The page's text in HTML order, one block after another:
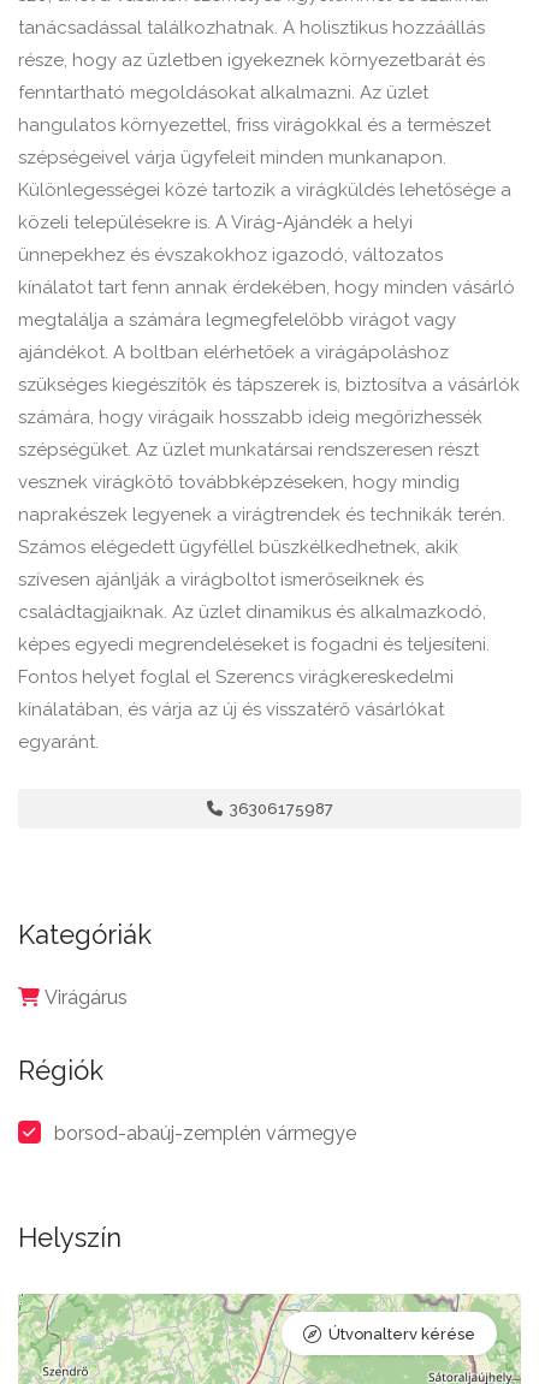
tanácsadással találkozhatnak. A holisztikus hozzáállás
része, hogy az üzletben igyekeznek környezetbarát és
fenntartható megoldásokat alkalmazni. Az üzlet
hangulatos környezettel, friss virágokkal és a természet
szépségeivel várja ügyfeleit minden munkanapon.
Különlegességei közé tartozik a virágküldés lehetősége a
közeli településekre is. A Virág-Ajándék a helyi
ünnepekhez és évszakokhoz igazodó, változatos
kínálatot tart fenn annak érdekében, hogy minden vásárló
megtalálja a számára legmegfelelőbb virágot vagy
ajándékot. A boltban elérhetőek a virágápoláshoz
szükséges kiegészítők és tápszerek is, biztosítva a vásárlók
számára, hogy virágaik hosszabb ideig megőrizhessék
szépségüket. Az üzlet munkatársai rendszeresen részt
vesznek virágkötő továbbképzéseken, hogy mindig
naprakészek legyenek a virágtrendek és technikák terén.
Számos elégedett ügyféllel büszkélkedhetnek, akik
szívesen ajánlják a virágboltot ismerőseiknek és
családtagjaiknak. Az üzlet dinamikus és alkalmazkodó,
képes egyedi megrendeléseket is fogadni és teljesíteni.
Fontos helyet foglal el Szerencs virágkereskedelmi
kínálatában, és várja az új és visszatérő vásárlókat
egyaránt.
36306175987
Kategóriák
Virágárus
Régiók
borsod-abaúj-zemplén vármegye
Helyszín
Útvonalterv kérése